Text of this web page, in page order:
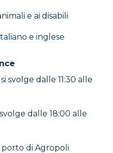
e ai disabili
e inglese
svolge dalle 11:30 alle
dalle 18:00 alle
di Agropoli